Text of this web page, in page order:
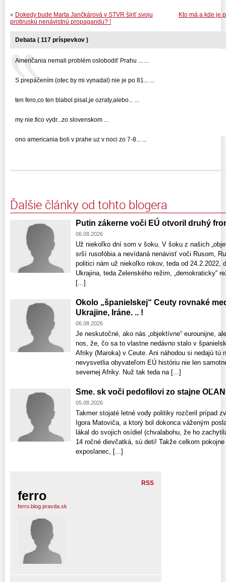
Kto má a kde je
« Dokedy bude Marta Jančkárová v STVR šíriť svoju
protiruskú nenávistnú propagandu? !
Debata ( 117 príspevkov )
Američania nemali problém oslobodiť Prahu ... ...
S prepáčením (otec by mi vynadal) nie je po 81... ...
ten fero,co ten blabol pisal,je ozraty,alebo... ...
my nie.fico vydr...zo slovenskom ...
ono americania boli v prahe uz v noci zo 7-8... ...
Ďalšie články od tohto blogera
Putin zákerne voči EÚ otvoril druhý
06.08.2026
Už niekoľko dní som v šoku. V šoku z našich
srší rusofóbia a nevídaná nenávisť voči Rusom,
politici nám už niekoľko rokov, teda od 24.2.2022,
Ukrajina, teda Zelenského režim, „demokraticky“
[...]
Okolo „španielskej“ Ceuty rovnaké
Ukrajine, Iráne. .. !
06.08.2026
Je neskutočné, ako nás „objektívne“ eurounijne,
nos, že, čo sa to vlastne nedávno stalo v
Afriky (Maroka) v Ceute. Ani náhodou si nedajú tú
nevysvetlia obyvateľom EÚ históriu nie len
severnej Afriky. Nuž tak teda na [...]
Sme. sk voči pedofilovi zo stajne
05.08.2026
Takmer stojaté letné vody politiky rozčeril prípad
Igora Matoviča, a ktorý bol dokonca váženým
lákal do svojich osídiel (chvalabohu, že ho
14 ročné dievčatká, sú deti! Takže celkom
exposlanec, [...]
RSS
ferro
ferro.blog.pravda.sk